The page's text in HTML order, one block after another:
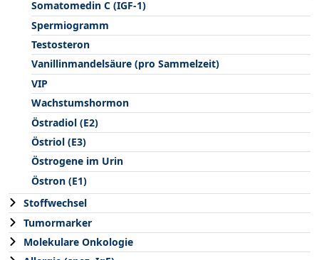
Somatomedin C (IGF-1)
Spermiogramm
Testosteron
Vanillinmandelsäure (pro Sammelzeit)
VIP
Wachstumshormon
Östradiol (E2)
Östriol (E3)
Östrogene im Urin
Östron (E1)
Stoffwechsel
Tumormarker
Molekulare Onkologie